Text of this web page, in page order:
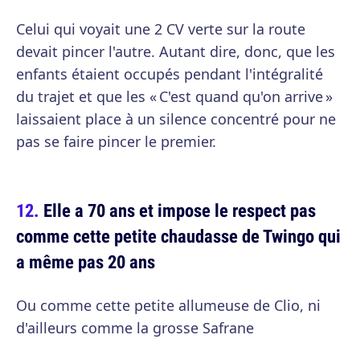
Celui qui voyait une 2 CV verte sur la route
devait pincer l'autre. Autant dire, donc, que les
enfants étaient occupés pendant l'intégralité
du trajet et que les « C'est quand qu'on arrive »
laissaient place à un silence concentré pour ne
pas se faire pincer le premier.
Elle a 70 ans et impose le respect pas
comme cette petite chaudasse de Twingo qui
a même pas 20 ans
Ou comme cette petite allumeuse de Clio, ni
d'ailleurs comme la grosse Safrane